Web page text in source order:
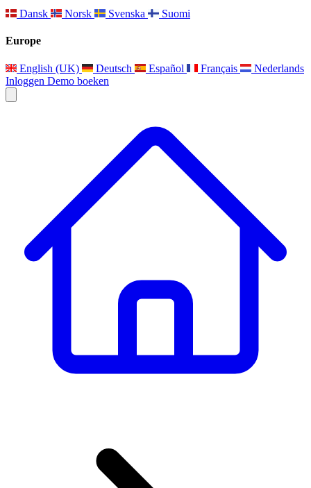
Dansk Norsk Svenska Suomi
Europe
English (UK) Deutsch Español Français
Nederlands
Inloggen Demo boeken